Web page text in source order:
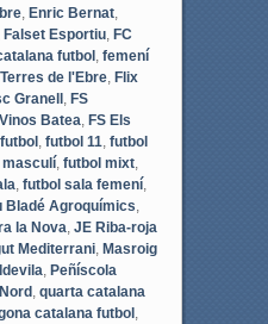
, Enric Bernat,
Falset Esportiu, FC
futbol , femení
de l'Ebre, Flix
Granell , FS
Batea, FS Els
futbol , futbol 11, futbol
, futbol mixt,
, futbol sala femení,
Bladé Agroquímics,
la Nova, JE Riba-roja
Mediterrani, Masroig
, Peñíscola
, quarta catalana
catalana futbol ,